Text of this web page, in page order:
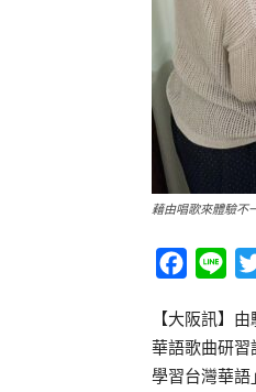
藉由唱歌來體驗不
【大阪訊】
華語歌曲研
學習台灣華